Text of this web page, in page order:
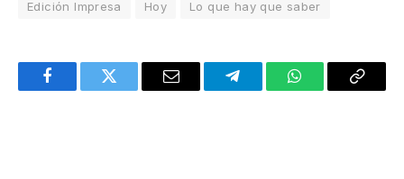
Edición Impresa Hoy Lo que hay que saber
FacebookTwitter Email TelegramWhatsAppCopy